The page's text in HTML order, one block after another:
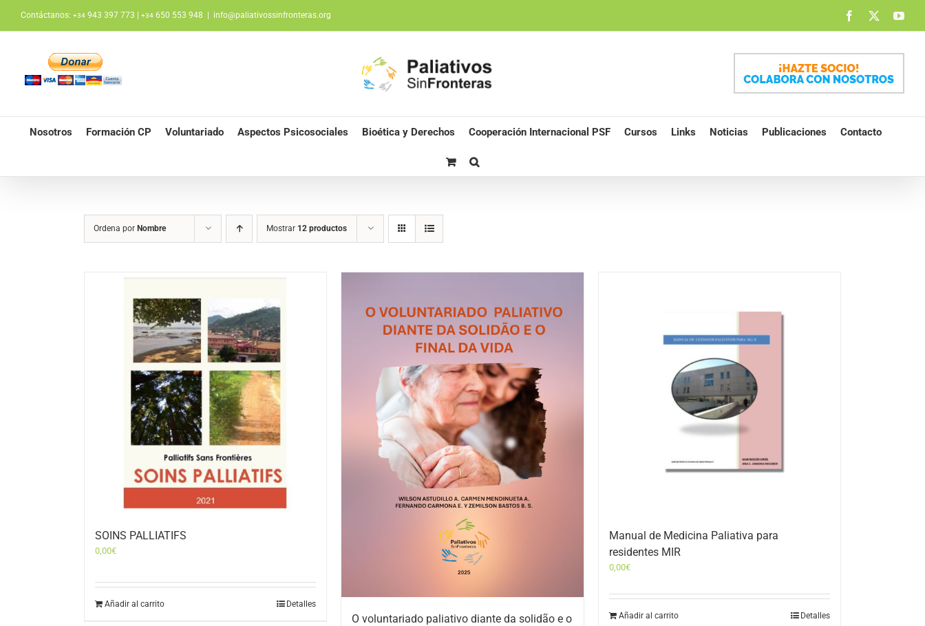
contenido
Contáctanos: +34 943 397 773 | +34 650 553 948 info@paliativossinfronteras.org Facebook
Nosotros Formación CP Voluntariado Aspectos Psicosociales Bioética y Derechos Cooperación Internacional PSF Cursos Links Noticias Publicaciones Contacto
Ordena por Nombre Mostrar 12 productos
SOINS PALLIATIFS
0,00€
Añadir al carrito Detalles
O voluntariado paliativo diante da solidão e o
Manual de Medicina Paliativa para
residentes MIR
0,00€
Añadir al carrito Detalles